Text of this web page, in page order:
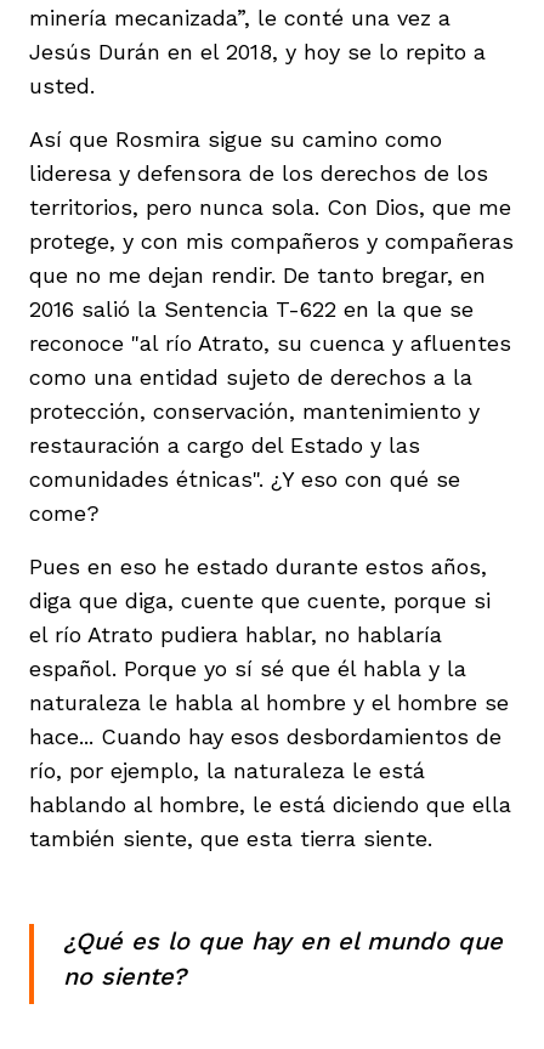
minería mecanizada”, le conté una vez a
Jesús Durán en el 2018, y hoy se lo repito a
usted.
Así que Rosmira sigue su camino como
lideresa y defensora de los derechos de los
territorios, pero nunca sola. Con Dios, que me
protege, y con mis compañeros y compañeras
que no me dejan rendir. De tanto bregar, en
2016 salió la Sentencia T-622 en la que se
reconoce "al río Atrato, su cuenca y afluentes
como una entidad sujeto de derechos a la
protección, conservación, mantenimiento y
restauración a cargo del Estado y las
comunidades étnicas". ¿Y eso con qué se
come?
Pues en eso he estado durante estos años,
diga que diga, cuente que cuente, porque si
el río Atrato pudiera hablar, no hablaría
español. Porque yo sí sé que él habla y la
naturaleza le habla al hombre y el hombre se
hace... Cuando hay esos desbordamientos de
río, por ejemplo, la naturaleza le está
hablando al hombre, le está diciendo que ella
también siente, que esta tierra siente.
¿Qué es lo que hay en el mundo que
no siente?